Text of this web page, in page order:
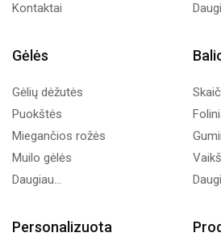
Kontaktai
Gėlės
Gėlių dėžutės
Puokštės
Miegančios rožės
Muilo gėlės
Daugiau...
Personalizuota